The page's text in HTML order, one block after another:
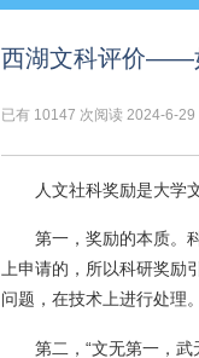
西湖文科评价——
已有 10147 次阅读 2024-6-29
人文社科奖励是大学
第一，奖励的本质。
上申请的，所以科研奖励
问题，在技术上进行处理。
第二，“文无第一，